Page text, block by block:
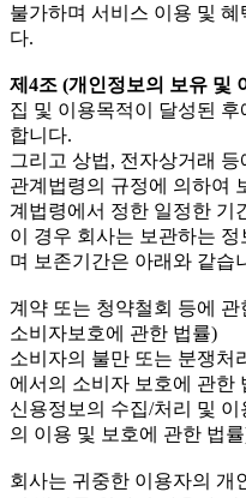
불가하며 서비스 이용 및
다.
제4조 (개인정보의 보유 및
집 및 이용목적이 달성된 후
합니다.
그리고 상법, 전자상거래
관계법령의 규정에 의하여
계법령에서 정한 일정한 기
이 경우 회사는 보관하는
며 보존기간은 아래와 같습
계약 또는 청약철회 등에
소비자보호에 관한 법률)
소비자의 불만 또는 분쟁처
에서의 소비자 보호에 관한
신용정보의 수집/처리 및
의 이용 및 보호에 관한 법
회사는 귀중한 이용자의 개